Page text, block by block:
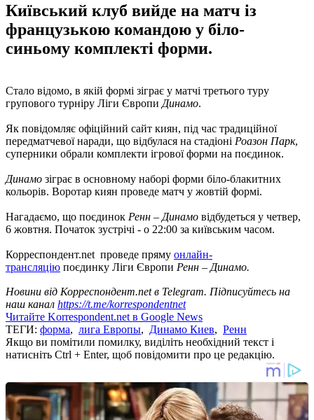
Київський клуб вийде на матч із
французькою командою у біло-
синьому комплекті форми.
Стало відомо, в якій формі зіграє у матчі третього туру
групового турніру Ліги Європи Динамо.
Як повідомляє офіційний сайт киян, під час традиційної
передматчевої наради, що відбулася на стадіоні Роазон Парк,
суперники обрали комплекти ігрової форми на поєдинок.
Динамо зіграє в основному наборі форми біло-блакитних
кольорів. Воротар киян проведе матч у жовтій формі.
Нагадаємо, що поєдинок Ренн – Динамо відбудеться у четвер,
6 жовтня. Початок зустрічі - о 22:00 за київським часом.
Корреспондент.net проведе пряму онлайн-
трансляцію поєдинку Ліги Європи Ренн – Динамо.
Новини від Корреспондент.net в Telegram. Підписуйтесь на
наш канал https://t.me/korrespondentnet
Читайте Korrespondent.net в Google News
ТЕГИ: форма, лига Европы, Динамо Киев, Ренн
Якщо ви помітили помилку, виділіть необхідний текст і
натисніть Ctrl + Enter, щоб повідомити про це редакцію.